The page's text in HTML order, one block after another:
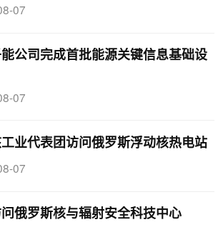
07
公司完成首批能源关键信息基础设
07
业代表团访问俄罗斯浮动核热电站
07
俄罗斯核与辐射安全科技中心